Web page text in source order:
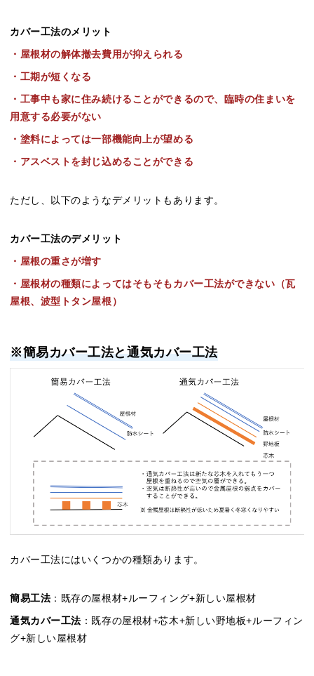
カバー工法のメリット
・屋根材の解体撤去費用が抑えられる
・工期が短くなる
・工事中も家に住み続けることができるので、臨時の住まいを
用意する必要がない
・塗料によっては一部機能向上が望める
・アスベストを封じ込めることができる
ただし、以下のようなデメリットもあります。
カバー工法のデメリット
・屋根の重さが増す
・屋根材の種類によってはそもそもカバー工法ができない（瓦
屋根、波型トタン屋根）
※簡易カバー工法と通気カバー工法
カバー工法にはいくつかの種類あります。
簡易工法 ：既存の屋根材+ルーフィング+新しい屋根材
通気カバー工法 ：既存の屋根材+芯木+新しい野地板+ルーフィン
グ+新しい屋根材